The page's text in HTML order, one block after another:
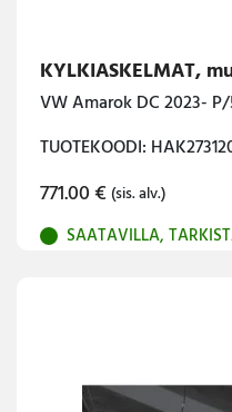
KYLKIASKELMAT,
VW Amarok DC 2023-
TUOTEKOODI:
771.00€ (sis. alv.)
SAATAVILLA,